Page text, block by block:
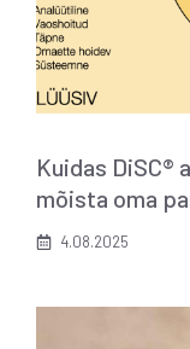
Kuidas DiSC®
mõista oma
4.08.2025